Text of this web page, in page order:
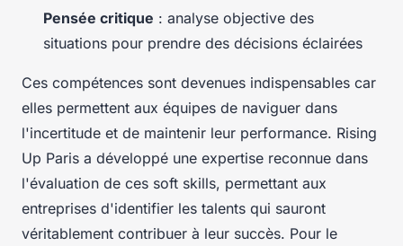
Pensée critique : analyse objective des
situations pour prendre des décisions éclairées
Ces compétences sont devenues indispensables car
elles permettent aux équipes de naviguer dans
l'incertitude et de maintenir leur performance. Rising
Up Paris a développé une expertise reconnue dans
l'évaluation de ces soft skills, permettant aux
entreprises d'identifier les talents qui sauront
véritablement contribuer à leur succès. Pour le